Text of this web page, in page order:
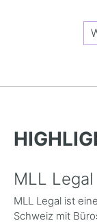
MLL Legal
MLL Legal ist
Schweiz mit